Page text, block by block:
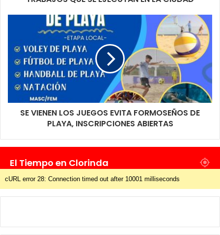
SE VIENEN LOS JUEGOS EVITA FORMOSEÑOS DE
PLAYA, INSCRIPCIONES ABIERTAS
El Tiempo en Clorinda
cURL error 28: Connection timed out after 10001 milliseconds